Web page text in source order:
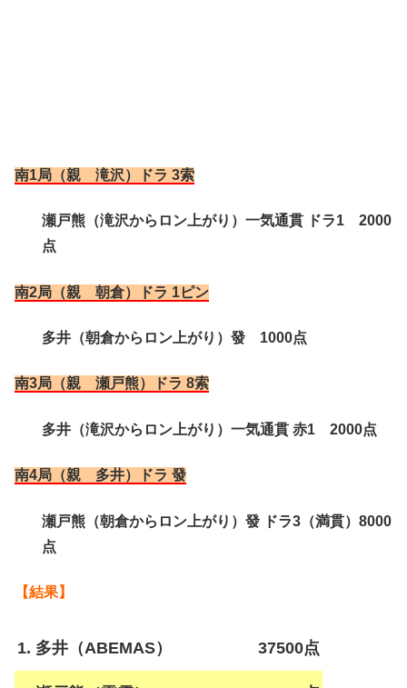
南1局（親 滝沢）ドラ 3索
瀬戸熊（滝沢からロン上がり）一気通貫 ドラ1 2000
点
南2局（親 朝倉）ドラ 1ピン
多井（朝倉からロン上がり）發 1000点
南3局（親 瀬戸熊）ドラ 8索
多井（滝沢からロン上がり）一気通貫 赤1 2000点
南4局（親 多井）ドラ 發
瀬戸熊（朝倉からロン上がり）發 ドラ3（満貫）8000
点
【結果】
1. 多井（ABEMAS） 37500点